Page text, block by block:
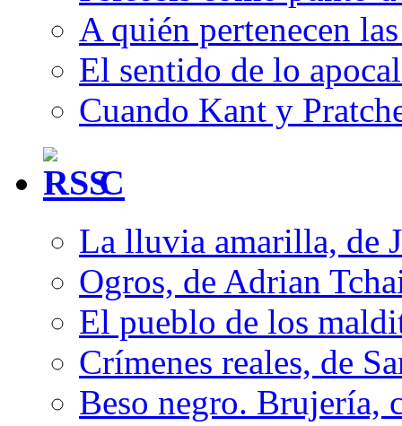
A quién pertenecen
El sentido de lo
Cuando Kant y
C
La lluvia amarilla, de
Ogros, de Adrian
El pueblo de los
Crímenes reales, de
Beso negro. Brujería,